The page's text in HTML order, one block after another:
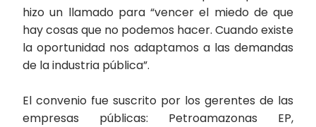
hizo un llamado para “vencer el miedo de que
hay cosas que no podemos hacer. Cuando existe
la oportunidad nos adaptamos a las demandas
de la industria pública”.
El convenio fue suscrito por los gerentes de las
empresas públicas: Petroamazonas EP,